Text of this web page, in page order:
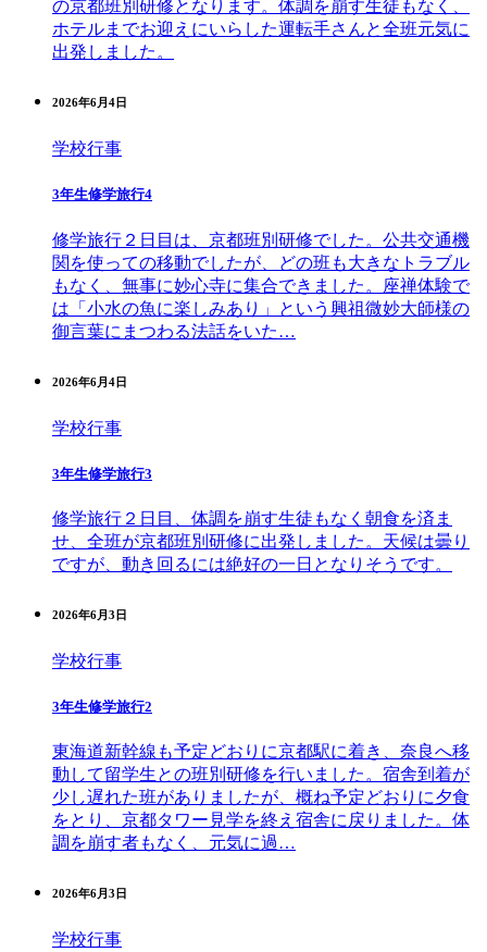
の京都班別研修となります。体調を崩す生徒もなく、
ホテルまでお迎えにいらした運転手さんと全班元気に
出発しました。
2026年6月4日
学校行事
3年生修学旅行4
修学旅行２日目は、京都班別研修でした。公共交通機
関を使っての移動でしたが、どの班も大きなトラブル
もなく、無事に妙心寺に集合できました。座禅体験で
は「小水の魚に楽しみあり」という興祖微妙大師様の
御言葉にまつわる法話をいた…
2026年6月4日
学校行事
3年生修学旅行3
修学旅行２日目、体調を崩す生徒もなく朝食を済ま
せ、全班が京都班別研修に出発しました。天候は曇り
ですが、動き回るには絶好の一日となりそうです。
2026年6月3日
学校行事
3年生修学旅行2
東海道新幹線も予定どおりに京都駅に着き、奈良へ移
動して留学生との班別研修を行いました。宿舎到着が
少し遅れた班がありましたが、概ね予定どおりに夕食
をとり、京都タワー見学を終え宿舎に戻りました。体
調を崩す者もなく、元気に過…
2026年6月3日
学校行事